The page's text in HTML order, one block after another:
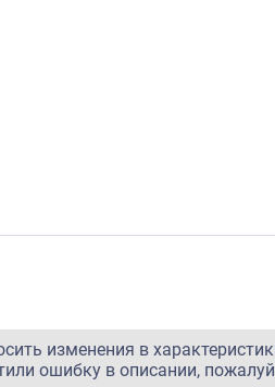
изменения в
ошибку в описании,